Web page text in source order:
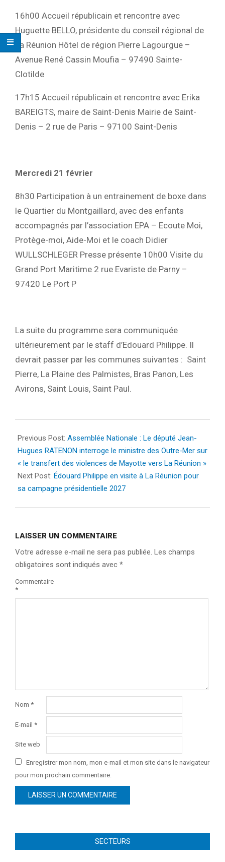
16h00 Accueil républicain et rencontre avec
Huguette BELLO, présidente du conseil régional de
La Réunion Hôtel de région Pierre Lagourgue –
Avenue René Cassin Moufia – 97490 Sainte-
Clotilde
17h15 Accueil républicain et rencontre avec Erika
BAREIGTS, maire de Saint-Denis Mairie de Saint-
Denis – 2 rue de Paris – 97100 Saint-Denis
Mercredi 21 février
8h30 Participation à un entrainement de boxe dans
le Quartier du Montgaillard, avec des enfants
accompagnés par l’association EPA – Ecoute Moi,
Protège-moi, Aide-Moi et le coach Didier
WULLSCHLEGER Presse présente 10h00 Visite du
Grand Port Maritime 2 rue Evariste de Parny –
97420 Le Port P
La suite du programme sera communiquée
ultérieurement par le staff d’Edouard Philippe. Il
devrait passer par les communes suivantes : Saint
Pierre, La Plaine des Palmistes, Bras Panon, Les
Avirons, Saint Louis, Saint Paul.
02-
19
Previous Post: Assemblée Nationale : Le député Jean-
Hugues RATENON interroge le ministre des Outre-Mer sur
« le transfert des violences de Mayotte vers La Réunion »
Next Post: Édouard Philippe en visite à La Réunion pour
sa campagne présidentielle 2027
LAISSER UN COMMENTAIRE
Votre adresse e-mail ne sera pas publiée. Les champs
obligatoires sont indiqués avec *
Commentaire
*
Nom *
E-mail *
Site web
Enregistrer mon nom, mon e-mail et mon site dans le navigateur
pour mon prochain commentaire.
SECTEURS